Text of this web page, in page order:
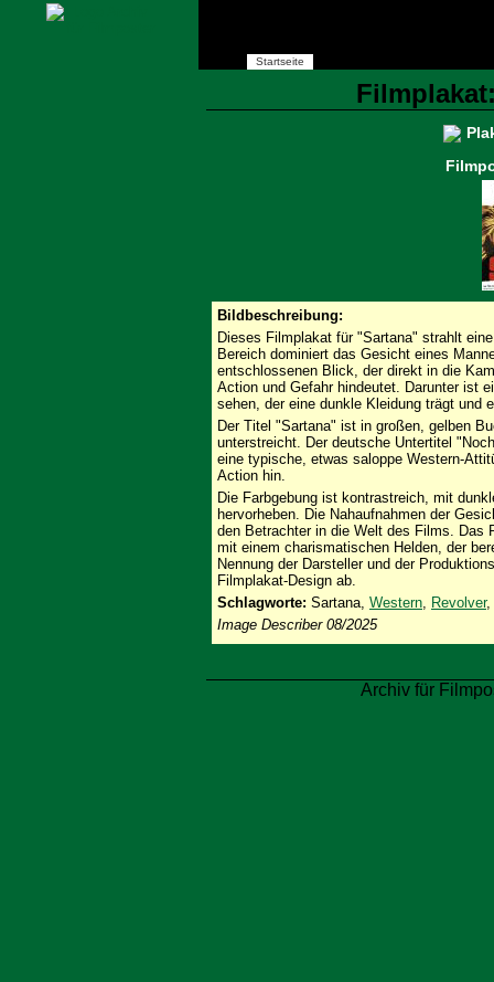
Startseite
Bildbeschreibung:
Dieses Filmplakat für "Sartana" strahlt
Bereich dominiert das Gesicht eines
entschlossenen Blick, der direkt in die
Action und Gefahr hindeutet. Darunter ist
sehen, der eine dunkle Kleidung trägt und
Der Titel "Sartana" ist in großen, gelben
unterstreicht. Der deutsche Untertitel
eine typische, etwas saloppe Western-
Action hin.
Die Farbgebung ist kontrastreich, mit
hervorheben. Die Nahaufnahmen der
den Betrachter in die Welt des Films. Das
mit einem charismatischen Helden, der
Nennung der Darsteller und der
Filmplakat-Design ab.
Schlagworte: Sartana, Western, Revolver,
Image Describer 08/2025
Archiv für